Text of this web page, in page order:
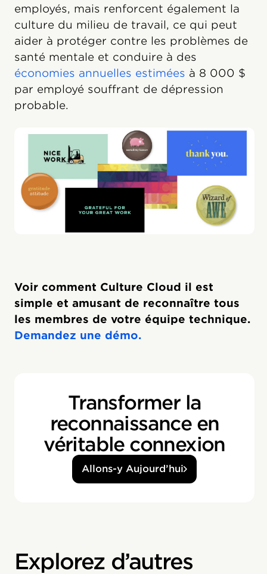
employés, mais renforcent également la
culture du milieu de travail, ce qui peut
aider à protéger contre les problèmes de
santé mentale et conduire à des
économies annuelles estimées à 8 000 $
par employé souffrant de dépression
probable.
Voir comment Culture Cloud il est
simple et amusant de reconnaître tous
les membres de votre équipe technique.
Demandez une démo.
Transformer la
reconnaissance en
véritable connexion
Allons-y Aujourd’hui
Explorez d’autres